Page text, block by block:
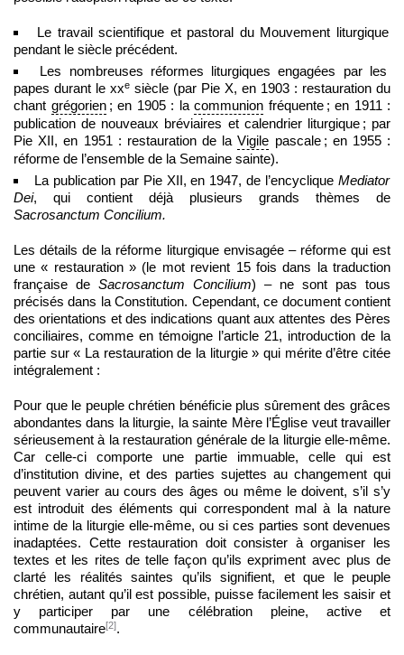
Le travail scientifique et pastoral du Mouvement liturgique
pendant le siècle précédent.
Les nombreuses réformes liturgiques engagées par les
papes durant le xxe siècle (par Pie X, en 1903 : restauration du
chant grégorien; en 1905 : la communion fréquente ; en 1911 :
publication de nouveaux bréviaires et calendrier liturgique ; par
Pie XII, en 1951 : restauration de laVigile pascale ; en 1955 :
réforme de l’ensemble de la Semaine sainte).
La publication par Pie XII, en 1947, de l’encycliqueMediator
Dei, qui contient déjà plusieurs grands thèmes de
Sacrosanctum Concilium.
Les détails de la réforme liturgique envisagée – réforme qui est
une « restauration » (le mot revient 15 fois dans la traduction
française de Sacrosanctum Concilium) – ne sont pas tous
précisés dans la Constitution. Cependant, ce document contient
des orientations et des indications quant aux attentes des Pères
conciliaires, comme en témoigne l’article 21, introduction de la
partie sur « La restauration de la liturgie » qui mérite d’être citée
intégralement :
Pour que le peuple chrétien bénéficie plus sûrement des grâces
abondantes dans la liturgie, la sainte Mère l’Église veut travailler
sérieusement à la restauration générale de la liturgie elle-même.
Car celle-ci comporte une partie immuable, celle qui est
d’institution divine, et des parties sujettes au changement qui
peuvent varier au cours des âges ou même le doivent, s’il s’y
est introduit des éléments qui correspondent mal à la nature
intime de la liturgie elle-même, ou si ces parties sont devenues
inadaptées. Cette restauration doit consister à organiser les
textes et les rites de telle façon qu’ils expriment avec plus de
clarté les réalités saintes qu’ils signifient, et que le peuple
chrétien, autant qu’il est possible, puisse facilement les saisir et
y participer par une célébration pleine, active et
communautaire[2].